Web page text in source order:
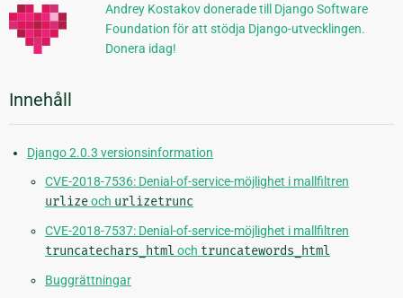
Andrey Kostakov donerade till Django Software
Foundation för att stödja Django-utvecklingen.
Donera idag!
Innehåll
Django 2.0.3 versionsinformation
CVE-2018-7536: Denial-of-service-möjlighet i mallfiltren
urlizeoch urlizetrunc
CVE-2018-7537: Denial-of-service-möjlighet i mallfiltren
truncatechars_html och truncatewords_html
Buggrättningar